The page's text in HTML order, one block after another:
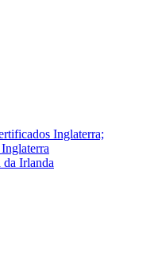
Inglaterra;
da Irlanda